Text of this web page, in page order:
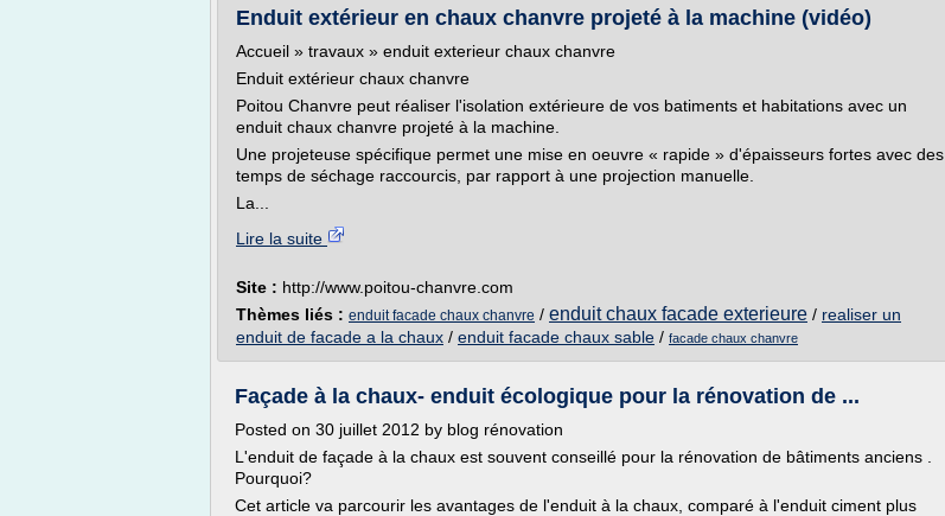
Enduit extérieur en chaux chanvre projeté à la machine (vidéo)
Accueil » travaux » enduit exterieur chaux chanvre
Enduit extérieur chaux chanvre
Poitou Chanvre peut réaliser l'isolation extérieure de vos batiments et habitations avec un
enduit chaux chanvre projeté à la machine.
Une projeteuse spécifique permet une mise en oeuvre « rapide » d'épaisseurs fortes avec des
temps de séchage raccourcis, par rapport à une projection manuelle.
La...
Lire la suite
Site : http://www.poitou-chanvre.com
Thèmes liés : enduit facade chaux chanvre / enduit chaux facade exterieure / realiser un
enduit de facade a la chaux / enduit facade chaux sable / facade chaux chanvre
Façade à la chaux- enduit écologique pour la rénovation de ...
Posted on 30 juillet 2012 by blog rénovation
L'enduit de façade à la chaux est souvent conseillé pour la rénovation de bâtiments anciens .
Pourquoi?
Cet article va parcourir les avantages de l'enduit à la chaux, comparé à l'enduit ciment plus